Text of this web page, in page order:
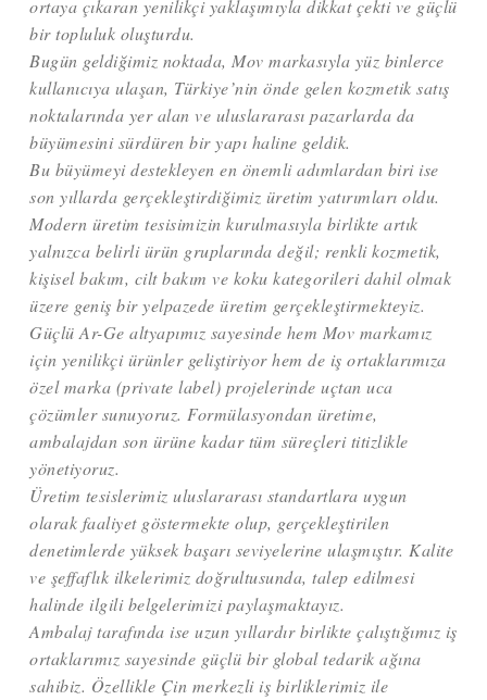
ortaya çıkaran yenilikçi yaklaşımıyla dikkat çekti ve güçlü
bir topluluk oluşturdu.
Bugün geldiğimiz noktada, Mov markasıyla yüz binlerce
kullanıcıya ulaşan, Türkiye’nin önde gelen kozmetik satış
noktalarında yer alan ve uluslararası pazarlarda da
büyümesini sürdüren bir yapı haline geldik.
Bu büyümeyi destekleyen en önemli adımlardan biri ise
son yıllarda gerçekleştirdiğimiz üretim yatırımları oldu.
Modern üretim tesisimizin kurulmasıyla birlikte artık
yalnızca belirli ürün gruplarında değil; renkli kozmetik,
kişisel bakım, cilt bakım ve koku kategorileri dahil olmak
üzere geniş bir yelpazede üretim gerçekleştirmekteyiz.
Güçlü Ar-Ge altyapımız sayesinde hem Mov markamız
için yenilikçi ürünler geliştiriyor hem de iş ortaklarımıza
özel marka (private label) projelerinde uçtan uca
çözümler sunuyoruz. Formülasyondan üretime,
ambalajdan son ürüne kadar tüm süreçleri titizlikle
yönetiyoruz.
Üretim tesislerimiz uluslararası standartlara uygun
olarak faaliyet göstermekte olup, gerçekleştirilen
denetimlerde yüksek başarı seviyelerine ulaşmıştır. Kalite
ve şeffaflık ilkelerimiz doğrultusunda, talep edilmesi
halinde ilgili belgelerimizi paylaşmaktayız.
Ambalaj tarafında ise uzun yıllardır birlikte çalıştığımız iş
ortaklarımız sayesinde güçlü bir global tedarik ağına
sahibiz. Özellikle Çin merkezli iş birliklerimiz ile